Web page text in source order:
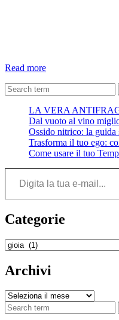
Read moreFelice
–
guerra
è
finita
–
John
LA VERA
Dal vuoto al vino
Ossido nitrico: la guida
Trasforma il tuo ego:
Come usare il tuo
Digita la tua e-mail...
Categorie
Categorie
Archivi
Archivi